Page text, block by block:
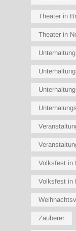
Theater in
Theater in
Volksfest in
Volksfest in
Zauberer